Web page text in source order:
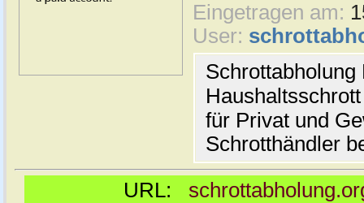
Eingetragen am:
User:
für Privat und
Schrotthändler
URL: